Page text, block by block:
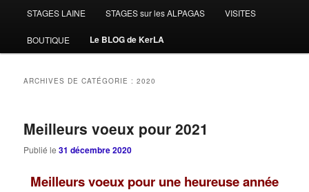
STAGES LAINE STAGES sur les ALPAGAS VISITES
BOUTIQUE Le BLOG de KerLA
ARCHIVES DE CATÉGORIE :2020
Meilleurs voeux pour 2021
Publié le31 décembre 2020
Meilleurs voeux pour une heureuse année